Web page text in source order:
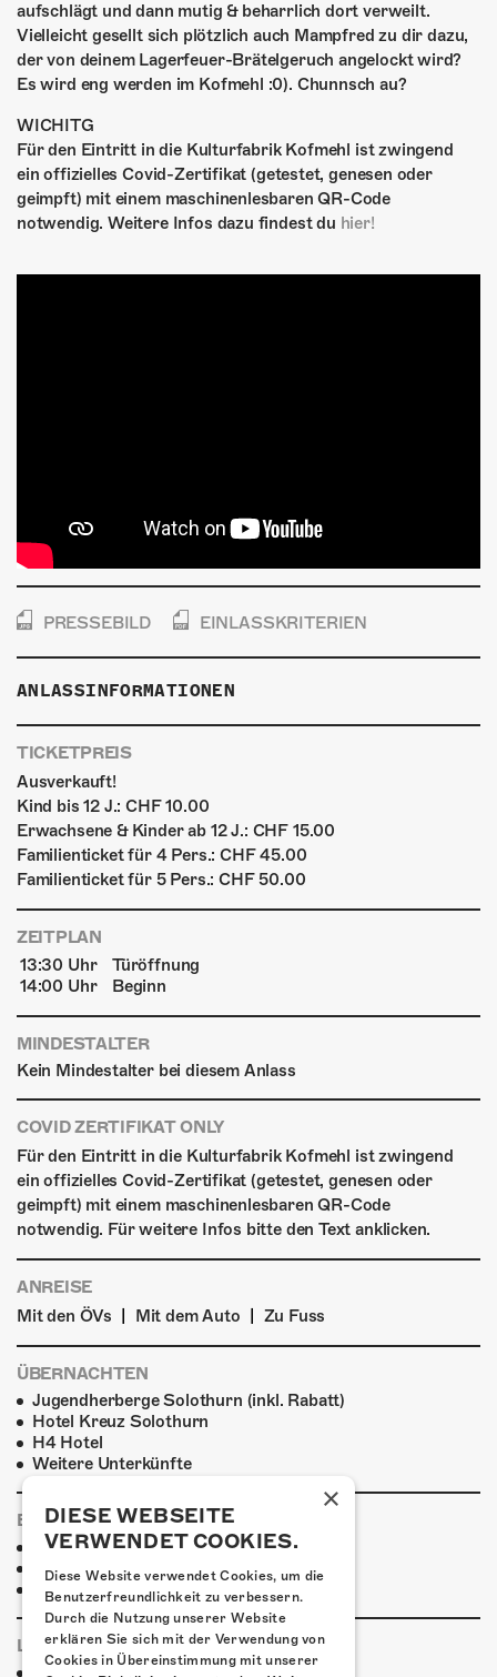
aufschlägt und dann mutig & beharrlich dort verweilt.
Vielleicht gesellt sich plötzlich auch Mampfred zu dir dazu,
der von deinem Lagerfeuer-Brätelgeruch angelockt wird?
Es wird eng werden im Kofmehl :0). Chunnsch au?
WICHITG
Für den Eintritt in die Kulturfabrik Kofmehl ist zwingend
ein offizielles Covid-Zertifikat (getestet, genesen oder
geimpft) mit einem maschinenlesbaren QR-Code
notwendig. Weitere Infos dazu findest du hier!
PRESSEBILD EINLASSKRITERIEN
ANLASSINFORMATIONEN
TICKETPREIS
Ausverkauft!
Kind bis 12 J.: CHF 10.00
Erwachsene & Kinder ab 12 J.: CHF 15.00
Familienticket für 4 Pers.: CHF 45.00
Familienticket für 5 Pers.: CHF 50.00
ZEITPLAN
13:30 Uhr
Türöffnung
14:00 Uhr
Beginn
MINDESTALTER
Kein Mindestalter bei diesem Anlass
COVID ZERTIFIKAT ONLY
Für den Eintritt in die Kulturfabrik Kofmehl ist zwingend
ein offizielles Covid-Zertifikat (getestet, genesen oder
geimpft) mit einem maschinenlesbaren QR-Code
notwendig. Für weitere Infos bitte den Text anklicken.
ANREISE
Mit den ÖVs
Mit dem Auto Zu Fuss
ÜBERNACHTEN
Jugendherberge Solothurn (inkl. Rabatt)
Hotel Kreuz Solothurn
H4 Hotel
Weitere Unterkünfte
ESSENSTIPPS
Pier 11
Restaurant Kreuz
Pittaria
LINKS & PARTNER
Facebook-Event
×
DIESE WEBSEITE
VERWENDET COOKIES.
Diese Website verwendet Cookies, um die
Benutzerfreundlichkeit zu verbessern.
Durch die Nutzung unserer Website
erklären Sie sich mit der Verwendung von
Cookies in Übereinstimmung mit unserer